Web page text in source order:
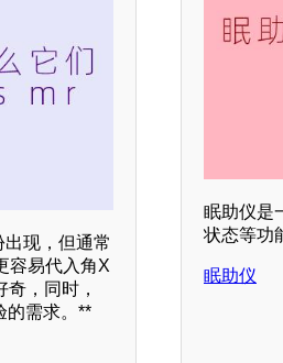
现，但通常
容易代入角X
，同时，
的需求。**
眠助仪是
状态等功
眠助仪